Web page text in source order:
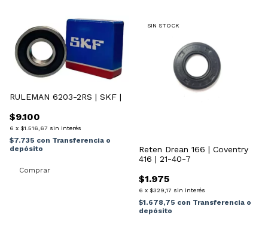
RULEMAN 6203-2RS | SKF |
$9.100
6 x $1.516,67 sin interés
$7.735 con Transferencia o
depósito
SIN STOCK
Reten Drean 166 | Coventry
416 | 21-40-7
$1.975
6 x $329,17 sin interés
$1.678,75 con Transferencia o
depósito